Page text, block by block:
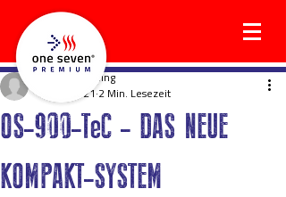
OS-900-TeC - DAS NEUE
KOMPAKT-SYSTEM
holgerwilkening
5. Mai 2021 2 Min. Lesezeit